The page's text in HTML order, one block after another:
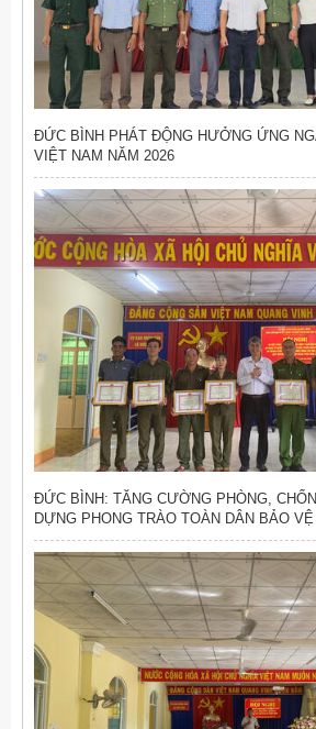
ĐỨC BÌNH PHÁT ĐỘNG HƯỞNG ỨNG
VIỆT NAM NĂM 2026
ĐỨC BÌNH: TĂNG CƯỜNG PHÒNG,
DỰNG PHONG TRÀO TOÀN DÂN BẢO
VỮNG MẠNH